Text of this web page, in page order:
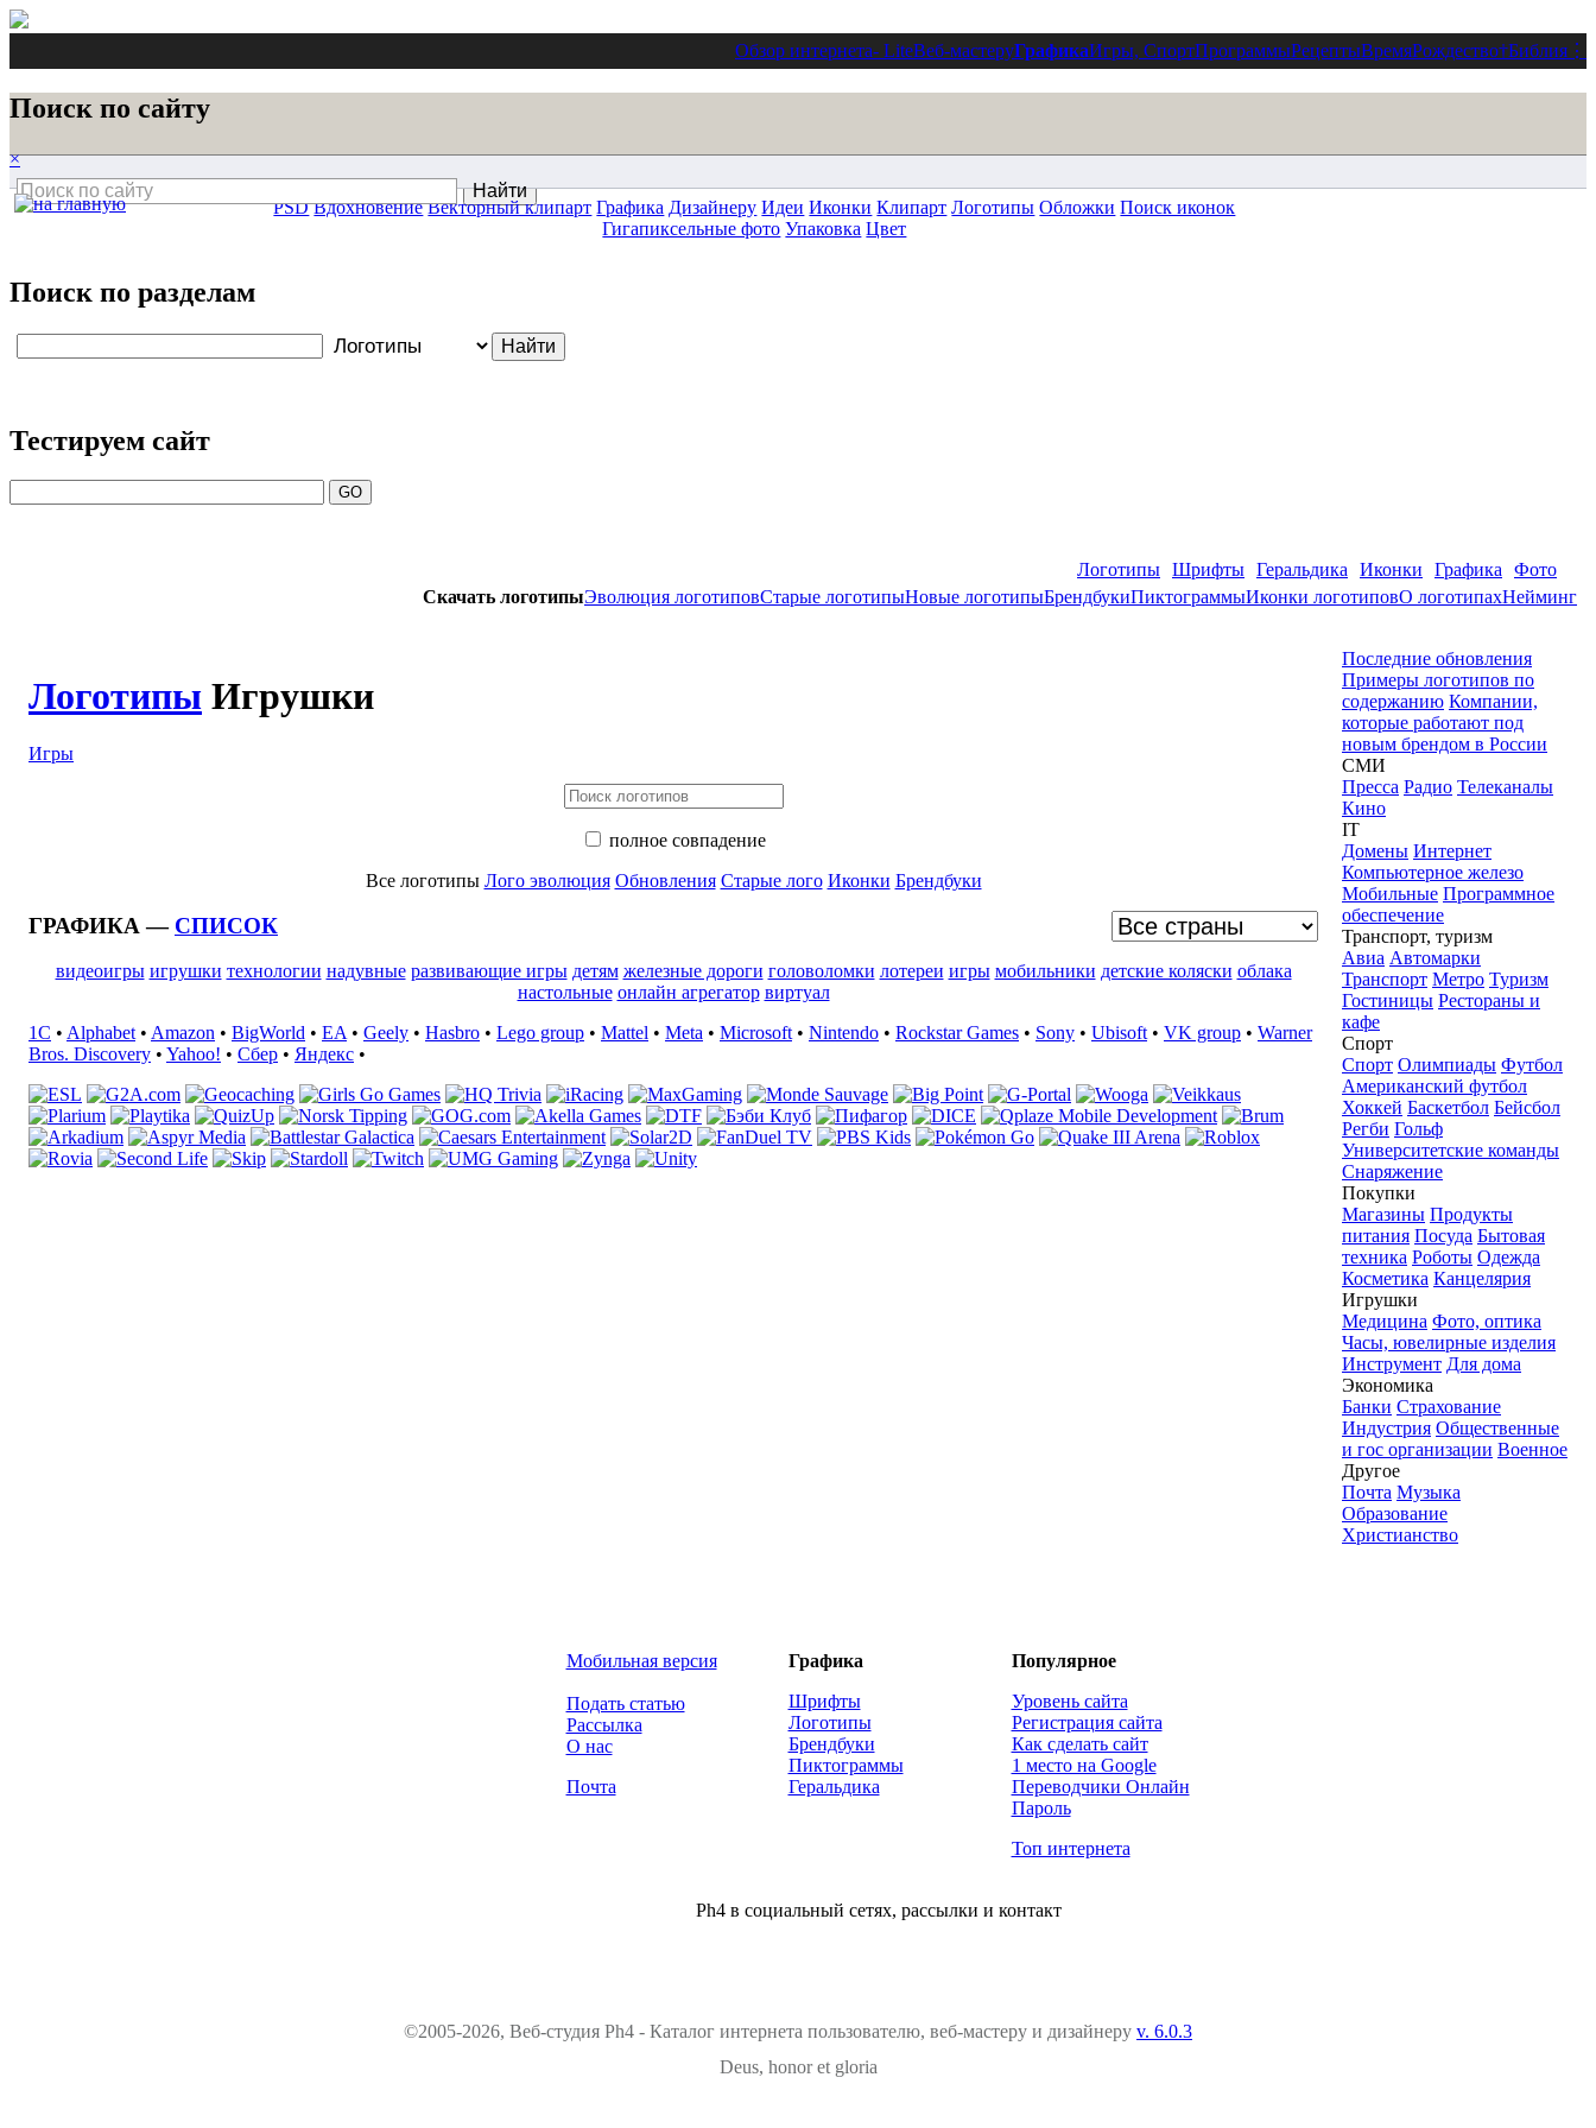
Обзор интернета- LiteВеб-мастеруГрафикаИгры, СпортПрограммыРецептыВремяРождество†Библия ⋮
Поиск по сайту
×
Поиск по разделам
Тестируем сайт
Логотипы Шрифты Геральдика Иконки Графика Фото
Скачать логотипыЭволюция логотиповСтарые логотипыНовые логотипыБрендбукиПиктограммыИконки логотиповО логотипахНейминг
PSD Вдохновение Векторный клипарт Графика Дизайнеру Идеи Иконки Клипарт Логотипы Обложки Поиск иконок
Гигапиксельные фото Упаковка Цвет
Логотипы Игрушки
Игры
полное совпадение
Все логотипы Лого эволюция Обновления Старые лого Иконки Брендбуки
ГРАФИКА — СПИСОК
видеоигры игрушки технологии надувные развивающие игры детям железные дороги головоломки лотереи игры мобильники детские коляски облака
настольные онлайн агрегатор виртуал
1C • Alphabet • Amazon • BigWorld • EA • Geely • Hasbro • Lego group • Mattel • Meta • Microsoft • Nintendo • Rockstar Games • Sony • Ubisoft • VK group • Warner
Bros. Discovery • Yahoo! • Сбер • Яндекс •
Последние обновления
Примеры логотипов по
содержанию Компании,
которые работают под
новым брендом в России
СМИ
Пресса Радио Телеканалы
Кино
IT
Домены Интернет
Компьютерное железо
Мобильные Программное
обеспечение
Транспорт, туризм
Авиа Автомарки
Транспорт Метро Туризм
Гостиницы Рестораны и
кафе
Спорт
Спорт Олимпиады Футбол
Американский футбол
Хоккей Баскетбол Бейсбол
Регби Гольф
Университетские команды
Снаряжение
Покупки
Магазины Продукты
питания Посуда Бытовая
техника Роботы Одежда
Косметика Канцелярия
Игрушки
Медицина Фото, оптика
Часы, ювелирные изделия
Инструмент Для дома
Экономика
Банки Страхование
Индустрия Общественные
и гос организации Военное
Другое
Почта Музыка
Образование
Христианство
Мобильная версия
Подать статью
Рассылка
О нас
Почта
Графика
Шрифты
Логотипы
Брендбуки
Пиктограммы
Геральдика
Популярное
Уровень сайта
Регистрация сайта
Как сделать сайт
1 место на Google
Переводчики Онлайн
Пароль
Топ интернета
Ph4 в социальный сетях, рассылки и контакт
©2005-2026, Веб-студия Ph4 - Каталог интернета пользователю, веб-мастеру и дизайнеру v. 6.0.3
Deus, honor et gloria